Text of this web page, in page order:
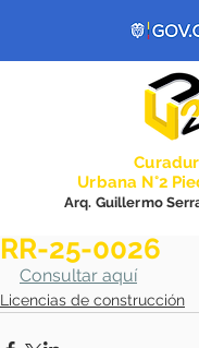
Urbana N°2
Arq. Guillermo
RR-25-0026
Consultar aquí
Licencias de construcción